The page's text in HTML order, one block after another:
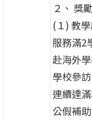
２、 獎
(１) 教
服務滿2
赴海外
學校參
連續達
公假補